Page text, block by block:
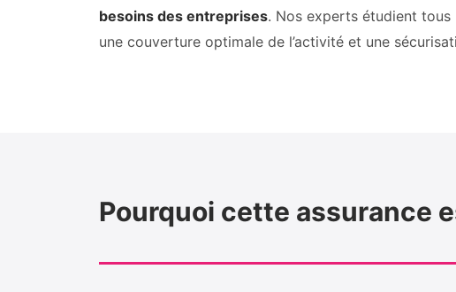
besoins des entreprises. Nos experts étudient tous
une couverture optimale de l’activité et une
Pourquoi cette assurance